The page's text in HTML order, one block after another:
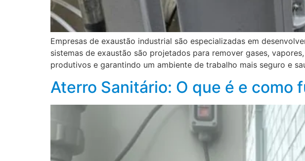
Empresas de exaustão industrial são especializadas em
sistemas de exaustão são projetados para remover gases,
produtivos e garantindo um ambiente de trabalho mais seguro e
Aterro Sanitário: O que é e como